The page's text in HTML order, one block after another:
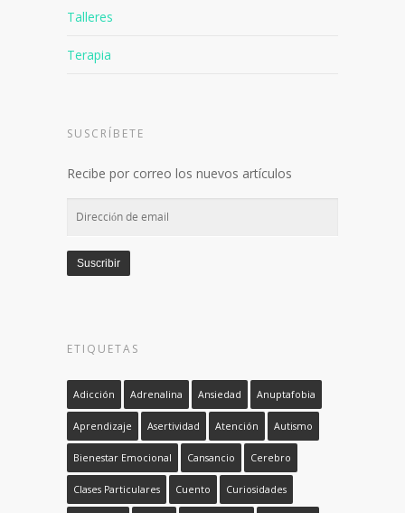
Talleres
Terapia
SUSCRÍBETE
Recibe por correo los nuevos artículos
Dirección
email
Suscribir
ETIQUETAS
Adicción Adrenalina Ansiedad Anuptafobia
Aprendizaje Asertividad Atención Autismo
Bienestar Emocional Cansancio Cerebro
Clases Particulares Cuento Curiosidades